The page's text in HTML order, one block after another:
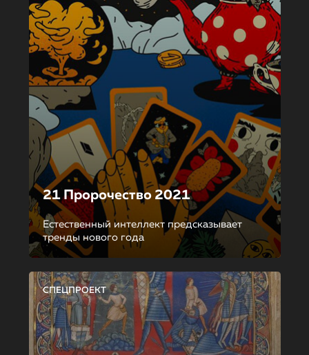
21 Пророчество 2021
Естественный интеллект предсказывает
тренды нового года
СПЕЦПРОЕКТ